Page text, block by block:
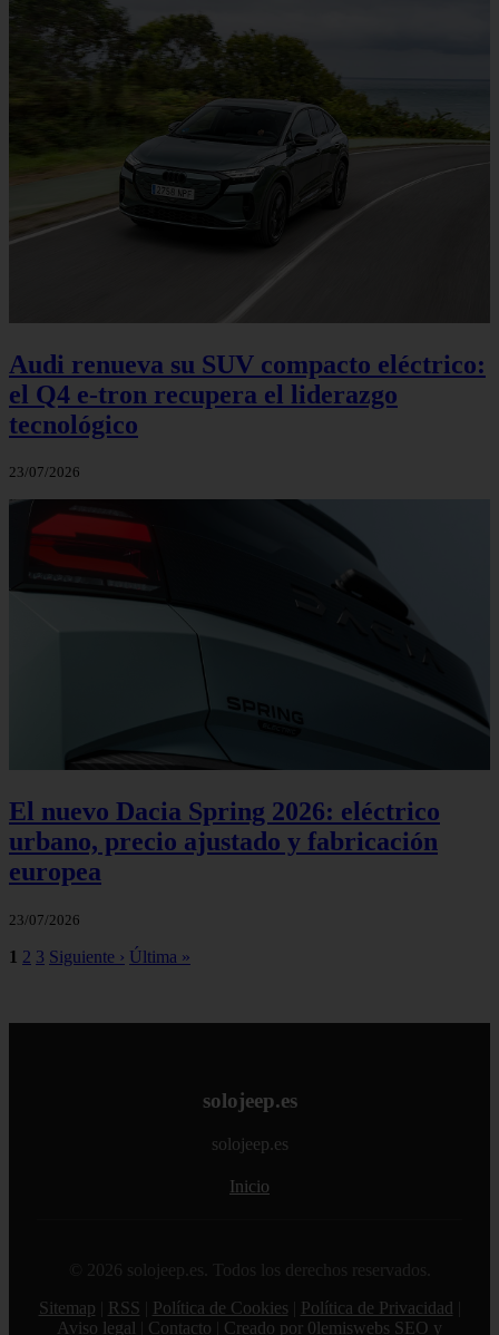
Audi renueva su SUV compacto eléctrico:
el Q4 e‑tron recupera el liderazgo
tecnológico
23/07/2026
El nuevo Dacia Spring 2026: eléctrico
urbano, precio ajustado y fabricación
europea
23/07/2026
1 2 3 Siguiente › Última »
solojeep.es
solojeep.es
Inicio
© 2026 solojeep.es. Todos los derechos reservados.
Sitemap
RSS Política de Cookies Política de Privacidad
Aviso legal
Contacto Creado por 0lemiswebs SEO y